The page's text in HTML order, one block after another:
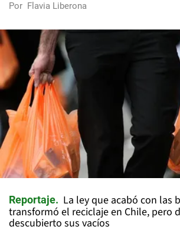
Por Flavia Liberona
Reportaje
La ley que acabó con las
transformó el reciclaje en Chile, pero
descubierto sus vacíos